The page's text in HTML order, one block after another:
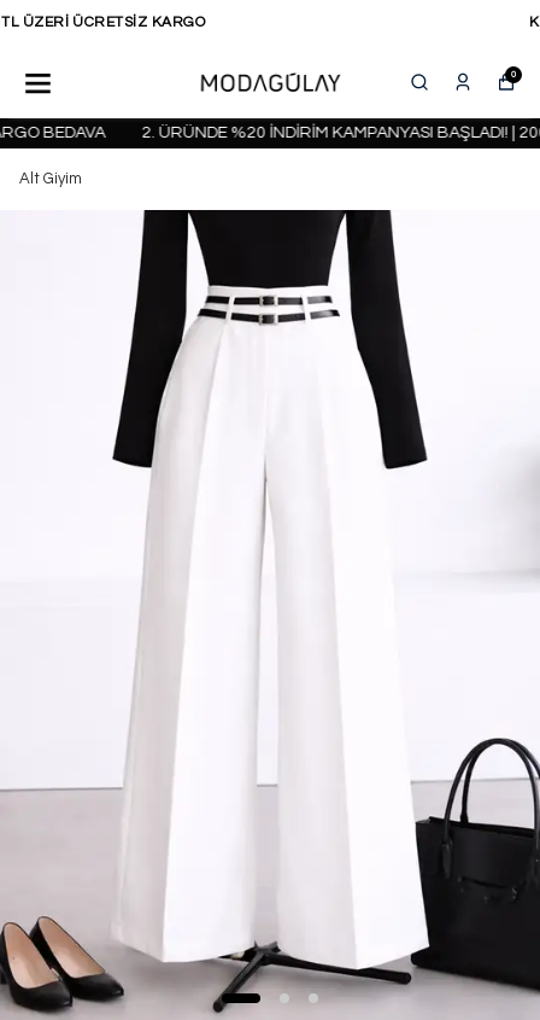
KAPIDA ÖDEME SEÇENEĞİ
0
BEDAVA 2. ÜRÜNDE %20 İNDİRİM KAMPANYASI BAŞLADI! |
Alt Giyim